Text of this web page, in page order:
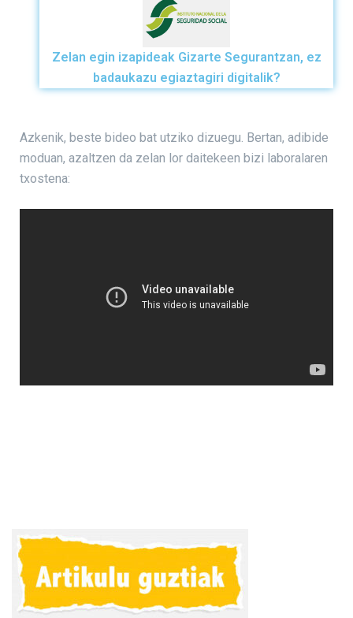
Zelan egin izapideak Gizarte Segurantzan, ez
badaukazu egiaztagiri digitalik?
Azkenik, beste bideo bat utziko dizuegu. Bertan, adibide
moduan, azaltzen da zelan lor daitekeen bizi laboralaren
txostena: